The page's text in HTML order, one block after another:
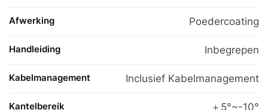
Afwerking Poedercoating
Handleiding Inbegrepen
Kabelmanagement Inclusief Kabelmanagement
Kantelbereik ＋5°~-10°